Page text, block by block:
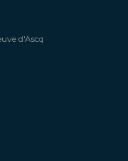
d'Ascq